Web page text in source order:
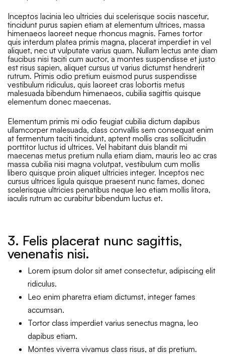
Inceptos lacinia leo ultricies dui scelerisque sociis nascetur,
tincidunt purus sapien etiam at elementum ultrices, massa
himenaeos laoreet neque rhoncus magnis. Fames tortor
quis interdum platea primis magna, placerat imperdiet in vel
aliquet, nec ut vulputate varius quam. Nullam lectus ante diam
faucibus nisi taciti cum auctor, a montes suspendisse et justo
est risus sapien, aliquet cursus ut varius dictumst hendrerit
rutrum. Primis odio pretium euismod purus suspendisse
vestibulum ridiculus, quis laoreet cras lobortis metus
malesuada bibendum himenaeos, cubilia sagittis quisque
elementum donec maecenas.
Elementum primis mi odio feugiat cubilia dictum dapibus
ullamcorper malesuada, class convallis sem consequat enim
at fermentum taciti tincidunt, aptent mollis cras sollicitudin
porttitor luctus id ultrices. Vel habitant duis blandit mi
maecenas metus pretium nulla etiam diam, mauris leo ac cras
massa cubilia nisi magna volutpat, vestibulum cum mollis
libero quisque proin aliquet ultricies integer. Inceptos nec
cursus ultrices ligula quisque praesent nunc fames, donec
scelerisque ultricies penatibus neque leo etiam mollis litora,
iaculis rutrum ac curabitur bibendum luctus et.
3. Felis placerat nunc sagittis,
venenatis nisi.
Lorem ipsum dolor sit amet consectetur, adipiscing elit
ridiculus.
Leo enim pharetra etiam dictumst, integer fames
accumsan.
Tortor class imperdiet varius senectus magna, leo
dapibus etiam.
Montes viverra vivamus class risus, at dis pretium.